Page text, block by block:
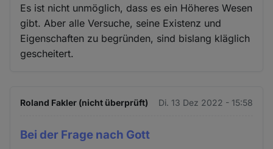
Es ist nicht unmöglich, dass es ein Höheres Wesen
gibt. Aber alle Versuche, seine Existenz und
Eigenschaften zu begründen, sind bislang kläglich
gescheitert.
Roland Fakler (nicht überprüft) Di. 13 Dez 2022 - 15:58
Bei der Frage nach Gott